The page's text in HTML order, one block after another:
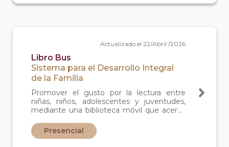
cuidadores.
Actualizado el 22/Abril /2026
Libro Bus
Sistema para el Desarrollo Integral
de la Familia
Promover el gusto por la lectura entre
niñas, niños, adolescentes y juventudes,
mediante una biblioteca móvil que acerca
espacios escolares y comunitarios, con la
finalidad de contribuir al desarrollo
Presencial